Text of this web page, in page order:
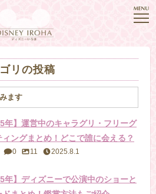
リの投稿
ます
年】運営中のキャラグリ・フリーグ
ィングまとめ！どこで誰に会える？
0 11 2025.8.1
年】ディズニーで公演中のショーと